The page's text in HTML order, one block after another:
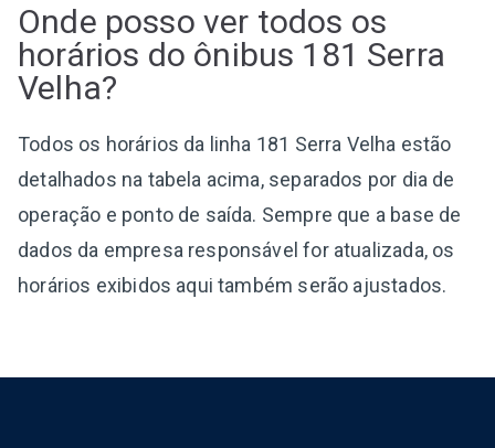
Onde posso ver todos os
horários do ônibus 181 Serra
Velha?
Todos os horários da linha 181 Serra Velha estão
detalhados na tabela acima, separados por dia de
operação e ponto de saída. Sempre que a base de
dados da empresa responsável for atualizada, os
horários exibidos aqui também serão ajustados.